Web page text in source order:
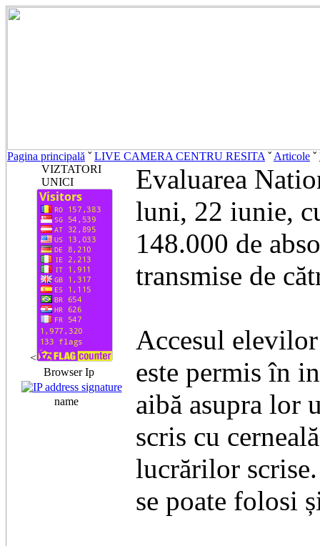
Pagina principală ˇLIVE CAMERA CENTRU RESITA ˇArticole ˇ
VIZTATORI
UNICI
<
Browser Ip
name
Evaluarea
luni, 22 iunie,
148.000 de
transmise de
Accesul
este permis în
aibă asupra lor
scris cu
lucrărilor scrise.
se poate folosi